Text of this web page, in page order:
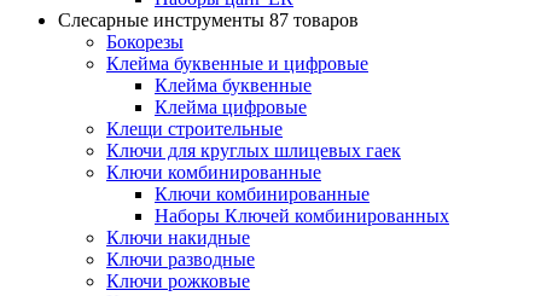
Слесарные инструменты 87 товаров
Бокорезы
Клейма буквенные и цифровые
Клейма буквенные
Клейма цифровые
Клещи строительные
Ключи для круглых шлицевых гаек
Ключи комбинированные
Ключи комбинированные
Наборы Ключей комбинированных
Ключи накидные
Ключи разводные
Ключи рожковые